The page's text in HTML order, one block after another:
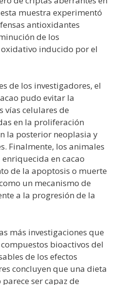
muestra experimentó
antioxidantes
de los
inducido por el
de los investigadores, el
pudo evitar la
vías celulares de
en la proliferación
la posterior neoplasia y
Finalmente, los animales
en cacao
de la apoptosis o muerte
un mecanismo de
a la progresión de la
más investigaciones que
bioactivos del
de los efectos
concluyen que una dieta
ser capaz de